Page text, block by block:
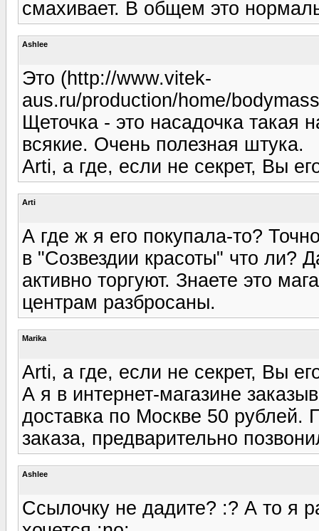
смахивает. В общем это
Ashlee
Это (http://www.vitek-
aus.ru/production/home/
Щеточка - это насадочка такая
всякие. Очень полезная штука.
Arti, а где, если не секрет, Вы
Arti
А где ж я его покупала-то?
в "Созвездии красоты" что ли?
активно торгуют. Знаете это
центрам разбросаны.
Marika
Arti, а где, если не секрет, Вы
А я в интернет-магазине
доставка по Москве 50
заказа, предварительно
Ashlee
Ссылочку не дадите? :? А то я